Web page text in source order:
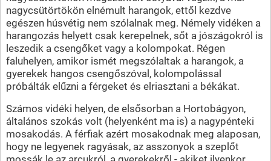
nagycsütörtökön elnémult harangok, ettől kezdve
egészen húsvétig nem szólalnak meg. Némely vidéken a
harangozás helyett csak kerepelnek, sőt a jószágokról is
leszedik a csengőket vagy a kolompokat. Régen
faluhelyen, amikor ismét megszólaltak a harangok, a
gyerekek hangos csengőszóval, kolompolással
próbálták elűzni a férgeket és elriasztani a békákat.
Számos vidéki helyen, de elsősorban a Hortobágyon,
általános szokás volt (helyenként ma is) a nagypénteki
mosakodás. A férfiak azért mosakodnak meg alaposan,
hogy ne legyenek ragyásak, az asszonyok a szeplőt